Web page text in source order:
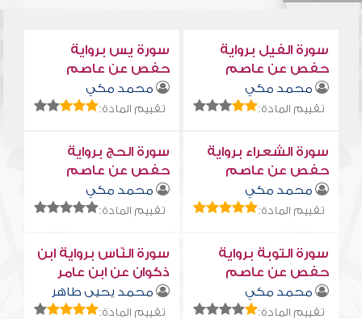
سورة الفيل برواية
حفص عن عاصم
محمد مكي
تقييم المادة:
سورة يس برواية
حفص عن عاصم
محمد مكي
تقييم المادة:
سورة الشعراء برواية
حفص عن عاصم
محمد مكي
تقييم المادة:
سورة الحج برواية
حفص عن عاصم
محمد مكي
تقييم المادة:
سورة التوبة برواية
حفص عن عاصم
محمد مكي
تقييم المادة:
سورة النّاس برواية ابن
ذكوان عن ابن عامر
محمد يحيى طاهر
تقييم المادة: